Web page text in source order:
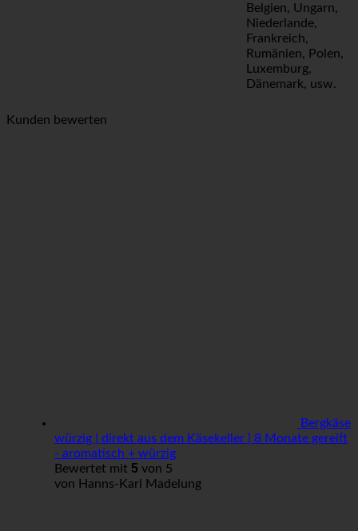
Belgien, Ungarn,
Niederlande,
Frankreich,
Rumänien, Polen,
Luxemburg,
Dänemark, usw.
Kunden bewerten
Bergkäse
würzig | direkt aus dem Käsekeller | 8 Monate gereift
- aromatisch + würzig
Bewertet mit 5 von 5
von Hanns-Karl Madelung